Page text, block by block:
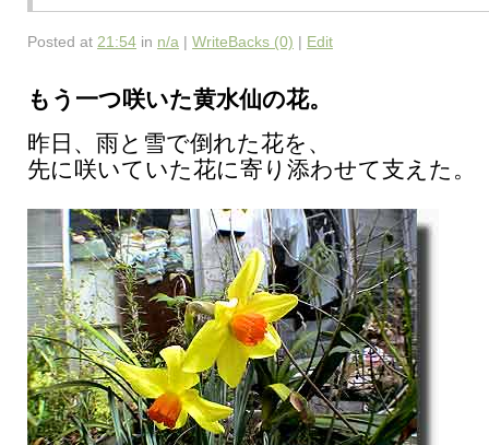
Posted at 21:54 in n/a | WriteBacks (0) | Edit
もう一つ咲いた黄水仙の花。
昨日、雨と雪で倒れた花を、
先に咲いていた花に寄り添わせて支えた。